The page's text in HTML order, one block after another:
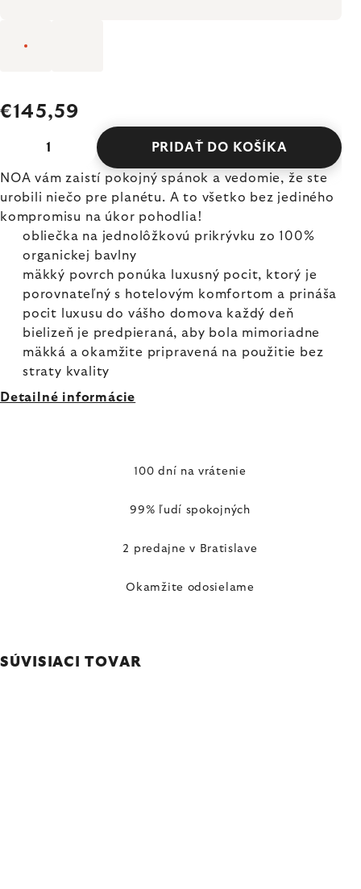
€145,59
PRIDAŤ DO KOŠÍKA
NOA vám zaistí pokojný spánok a vedomie, že ste
urobili niečo pre planétu. A to všetko bez jediného
kompromisu na úkor pohodlia!
obliečka na jednolôžkovú prikrývku zo 100%
organickej bavlny
mäkký povrch ponúka luxusný pocit, ktorý je
porovnateľný s hotelovým komfortom a prináša
pocit luxusu do vášho domova každý deň
bielizeň je predpieraná, aby bola mimoriadne
mäkká a okamžite pripravená na použitie bez
straty kvality
Detailné informácie
100 dní na vrátenie
99% ľudí spokojných
2 predajne v Bratislave
Okamžite odosielame
SÚVISIACI TOVAR